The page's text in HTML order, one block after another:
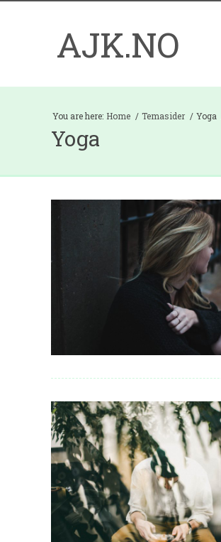
AJK.NO
You are here: Home Temasider Yoga
Yoga